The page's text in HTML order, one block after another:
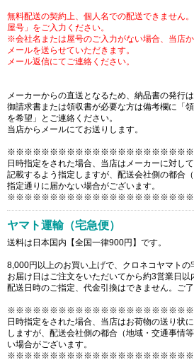
無料配送の契約上、個人名での配送できません
屋号」をご入力ください。
※会社名または屋号のご入力がない場合、当店
メールを送らせていただきます。
メール返信にてご連絡ください。
メーカーからの直送となるため、納品書の発行は
御請求書または領収書が必要な方は備考欄に「
を希望」とご連絡ください。
当店からメールにてお送りします。
日時指定をされた場合、当店はメーカーに対し
記載するよう指定しますが、配送会社側の都合
指定通りに届かない場合がございます。
ヤマト運輸（宅急便）
送料は日本国内【全国一律900円】です。
8,000円以上のお買い上げで、クロネコヤマトの
お届け日はご注文をいただいてから約3営業日以
配送日時のご指定、代金引換はできません。ご了
日時指定をされた場合、当店はお荷物の送り状
しますが、配送会社側の都合（地域・交通事情
い場合がございます。